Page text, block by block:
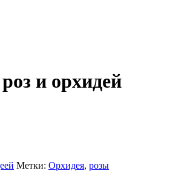
и орхидей
Метки: Орхидея, розы